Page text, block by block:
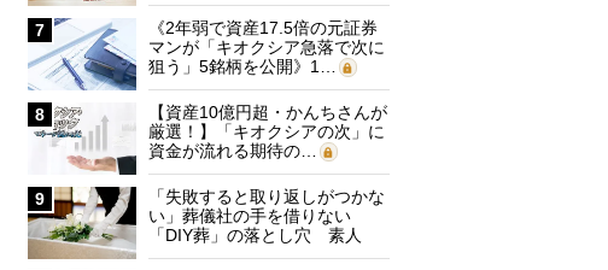
7
《2年弱で資産17.5倍の元証券
マンが「キオクシア急落で次に
狙う」5銘柄を公開》1…
8
【資産10億円超・かんちさんが
厳選！】「キオクシアの次」に
資金が流れる期待の…
9
「失敗すると取り返しがつかな
い」葬儀社の手を借りない
「DIY葬」の落とし穴 素人
に…